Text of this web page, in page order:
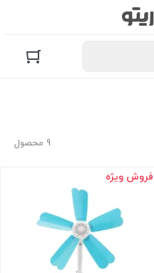
9 محصول
فروش ویژه